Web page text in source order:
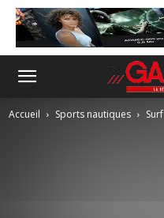
Accueil Sports nautiques Surf